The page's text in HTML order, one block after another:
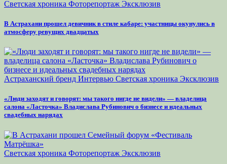
Светская хроника Фоторепортаж Эксклюзив
В Астрахани прошел девичник в стиле кабаре: участницы окунулись в
атмосферу ревущих двадцатых
Астраханский бренд Интервью Светская хроника Эксклюзив
«Люди заходят и говорят: мы такого нигде не видели» — владелица
салона «Ласточка» Владислава Рубинович о бизнесе и идеальных
свадебных нарядах
Светская хроника Фоторепортаж Эксклюзив